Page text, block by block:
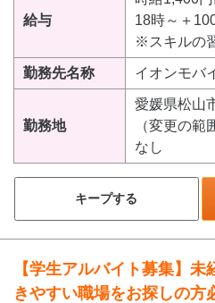
給与
18時～＋
※スキルの
勤務先名称 イオンモバ
勤務地
愛媛県松山
（変更の範
なし
キープする
【学生アルバイト募集】
きやすい職場をお探しの方